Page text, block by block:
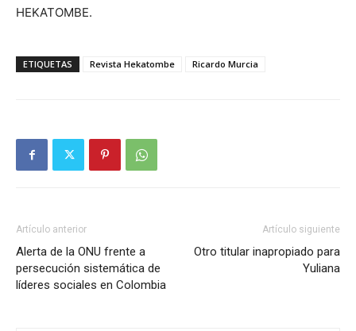
HEKATOMBE.
ETIQUETAS Revista Hekatombe Ricardo Murcia
Artículo anterior
Alerta de la ONU frente a
persecución sistemática de
líderes sociales en Colombia
Artículo siguiente
Otro titular inapropiado para
Yuliana